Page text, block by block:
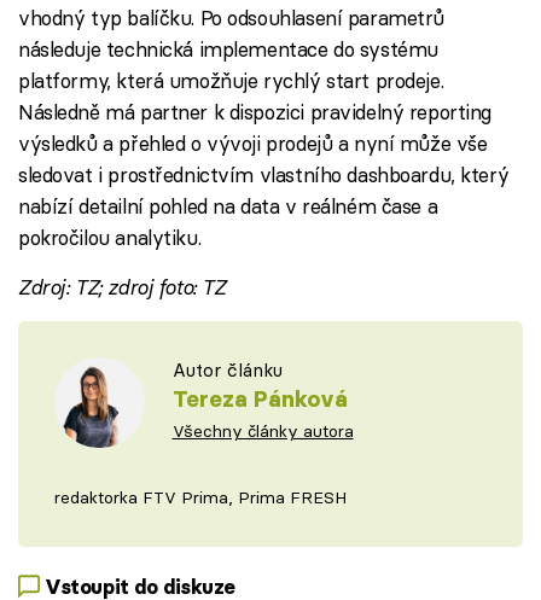
vhodný typ balíčku. Po odsouhlasení parametrů
následuje technická implementace do systému
platformy, která umožňuje rychlý start prodeje.
Následně má partner k dispozici pravidelný reporting
výsledků a přehled o vývoji prodejů a nyní může vše
sledovat i prostřednictvím vlastního dashboardu, který
nabízí detailní pohled na data v reálném čase a
pokročilou analytiku.
Zdroj: TZ; zdroj foto: TZ
Autor článku
Tereza Pánková
Všechny články autora
redaktorka FTV Prima, Prima FRESH
Vstoupit do diskuze